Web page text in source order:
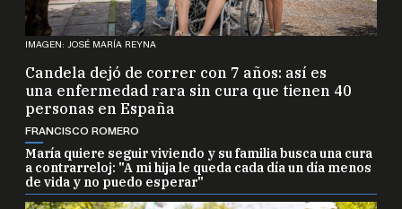
IMAGEN: JOSÉ MARÍA REYNA
Candela dejó de correr con 7 años: así es
una enfermedad rara sin cura que tienen 40
personas en España
FRANCISCO ROMERO
María quiere seguir viviendo y su familia busca una cura
a contrarreloj: "A mi hija le queda cada día un día menos
de vida y no puedo esperar"